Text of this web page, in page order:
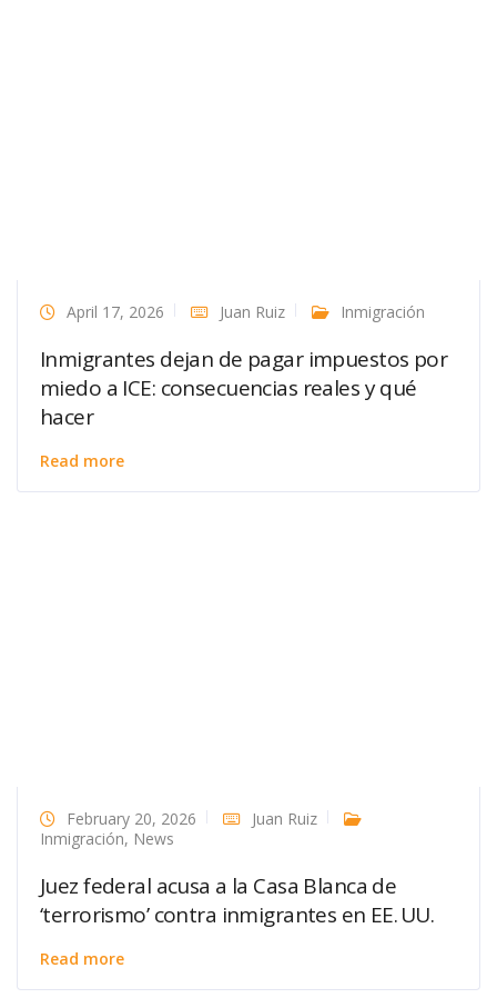
April 17, 2026 Juan Ruiz Inmigración
Inmigrantes dejan de pagar impuestos por
miedo a ICE: consecuencias reales y qué
hacer
Read more
February 20, 2026
Juan Ruiz
Inmigración, News
Juez federal acusa a la Casa Blanca de
‘terrorismo’ contra inmigrantes en EE. UU.
Read more